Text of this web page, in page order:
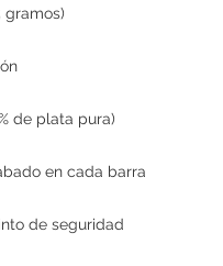
gramos)
de plata pura)
en cada barra
de seguridad